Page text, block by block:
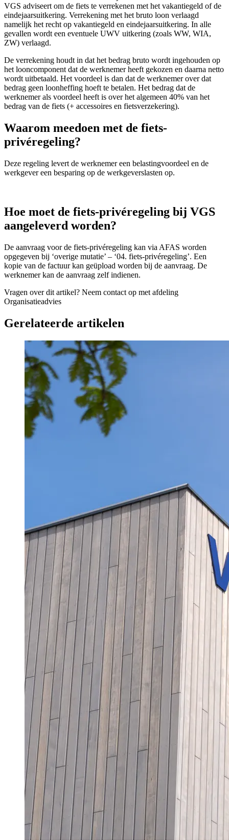
VGS adviseert om de fiets te verrekenen met het vakantiegeld of de
eindejaarsuitkering. Verrekening met het bruto loon verlaagd
namelijk het recht op vakantiegeld en eindejaarsuitkering. In alle
gevallen wordt een eventuele UWV uitkering (zoals WW, WIA,
ZW) verlaagd.
De verrekening houdt in dat het bedrag bruto wordt ingehouden op
het looncomponent dat de werknemer heeft gekozen en daarna netto
wordt uitbetaald. Het voordeel is dan dat de werknemer over dat
bedrag geen loonheffing hoeft te betalen. Het bedrag dat de
werknemer als voordeel heeft is over het algemeen 40% van het
bedrag van de fiets (+ accessoires en fietsverzekering).
Waarom meedoen met de fiets-
privéregeling?
Deze regeling levert de werknemer een belastingvoordeel en de
werkgever een besparing op de werkgeverslasten op.
Hoe moet de fiets-privéregeling bij VGS
aangeleverd worden?
De aanvraag voor de fiets-privéregeling kan via AFAS worden
opgegeven bij ‘overige mutatie’ – ‘04. fiets-privéregeling’. Een
kopie van de factuur kan geüpload worden bij de aanvraag. De
werknemer kan de aanvraag zelf indienen.
Vragen over dit artikel? Neem contact op met afdeling
Organisatieadvies
Gerelateerde artikelen